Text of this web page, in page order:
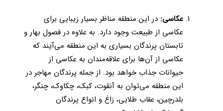
عکاسی: در این منطقه مناظر بسیار زیبایی برای
عکاسی از طبیعت وجود دارد. به علاوه در فصول بهار و
تابستان پرندگان بسیاری به این منطقه می‌آیند که
عکاسی از آن‌ها برای علاقه‌مندان به عکاسی از
حیوانات جذاب خواهد بود. از جمله پرندگان مهاجر در
این منطقه می‌توان به آنقوت، کبک، چکاوک، چنگر،
بلدرچین، عقاب طلایی، زاغ و انواع پرندگان